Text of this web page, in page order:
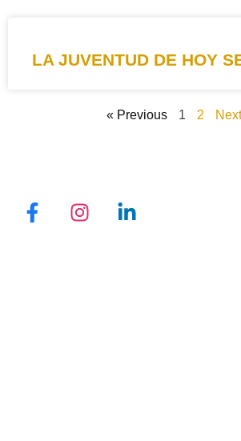
LA JUVENTUD DE HOY
« Previous 1 2